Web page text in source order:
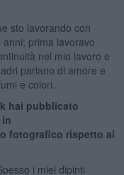
sto lavorando con
prima lavoravo
nel mio lavoro e
parlano di amore e
e colori.
hai pubblicato
fotografico rispetto ai
i miei dipinti